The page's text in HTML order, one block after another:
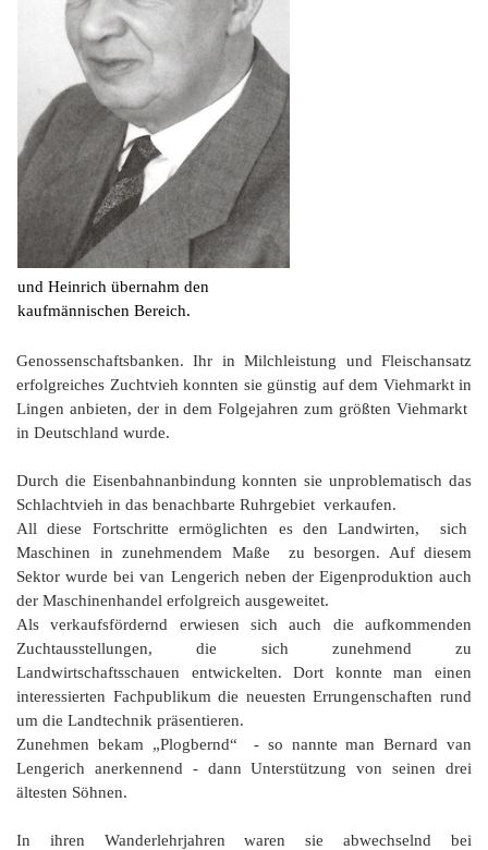
und Heinrich übernahm den
kaufmännischen Bereich.
Genossenschaftsbanken. Ihr in Milchleistung und Fleischansatz
erfolgreiches Zuchtvieh konnten sie günstig auf dem Viehmarkt in
Lingen anbieten, der in dem Folgejahren zum größten Viehmarkt
in Deutschland wurde.
Durch die Eisenbahnanbindung konnten sie unproblematisch das
Schlachtvieh in das benachbarte Ruhrgebiet verkaufen.
All diese Fortschritte ermöglichten es den Landwirten, sich
Maschinen in zunehmendem Maße zu besorgen. Auf diesem
Sektor wurde bei van Lengerich neben der Eigenproduktion auch
der Maschinenhandel erfolgreich ausgeweitet.
Als verkaufsfördernd erwiesen sich auch die aufkommenden
Zuchtausstellungen, die sich zunehmend zu
Landwirtschaftsschauen entwickelten. Dort konnte man einen
interessierten Fachpublikum die neuesten Errungenschaften rund
um die Landtechnik präsentieren.
Zunehmen bekam „Plogbernd“ - so nannte man Bernard van
Lengerich anerkennend - dann Unterstützung von seinen drei
ältesten Söhnen.
In ihren Wanderlehrjahren waren sie abwechselnd bei